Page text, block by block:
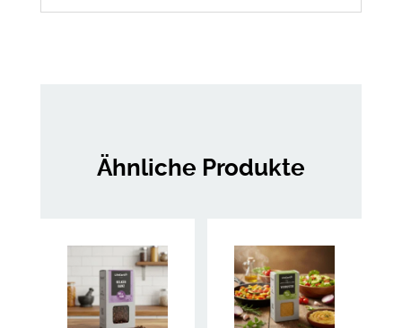
Ähnliche Produkte